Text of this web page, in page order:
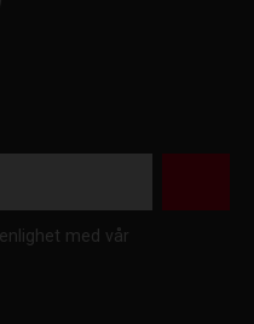
med vår